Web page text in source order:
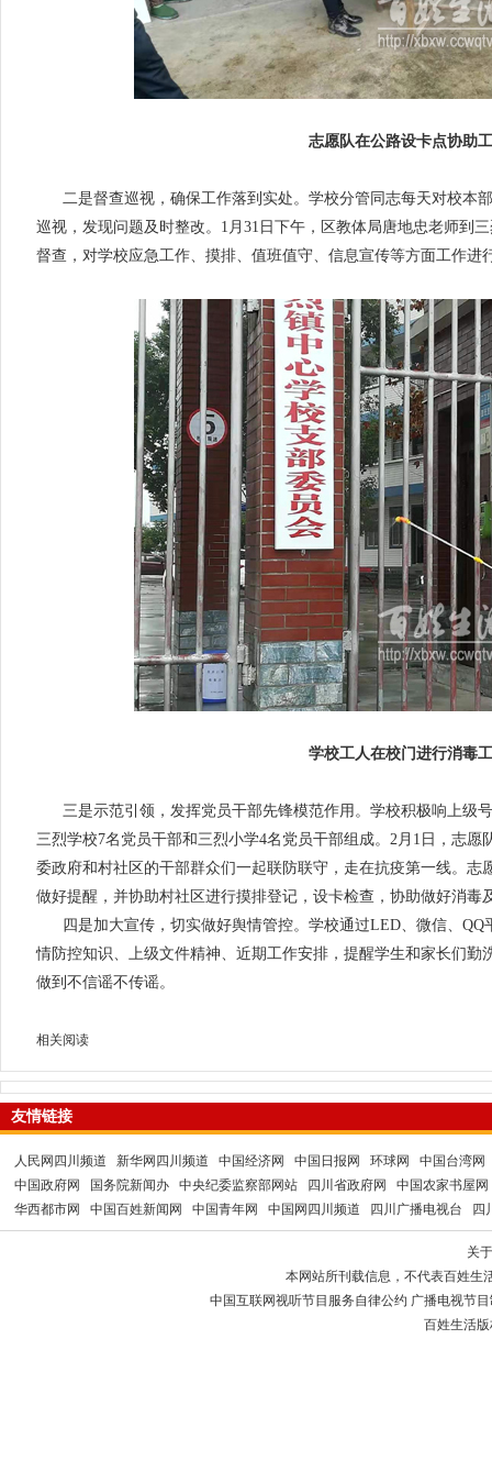
志愿队在公路设卡点协助
二是督查巡视，确保工作落到实处。学校分管同志每天对校本
巡视，发现问题及时整改。1月31日下午，区教体局唐地忠老师到
督查，对学校应急工作、摸排、值班值守、信息宣传等方面工作进
学校工人在校门进行消毒
三是示范引领，发挥党员干部先锋模范作用。学校积极响上级
三烈学校7名党员干部和三烈小学4名党员干部组成。2月1日，志
委政府和村社区的干部群众们一起联防联守，走在抗疫第一线。志
做好提醒，并协助村社区进行摸排登记，设卡检查，协助做好消毒
四是加大宣传，切实做好舆情管控。学校通过LED、微信、
情防控知识、上级文件精神、近期工作安排，提醒学生和家长们勤
做到不信谣不传谣。
相关阅读
友情链接
人民网四川频道 新华网四川频道 中国经济网 中国日报网 环球网
中国台湾网
中国政府网
国务院新闻办 中央纪委监察部网站 四川省政府网
中国农家书屋网
华西都市网
中国百姓新闻网 中国青年网 中国网四川频道 四川广播电视台 四
关
本网站所刊载信息，不代表百姓生
中国互联网视听节目服务自律公约 广播电视节
百姓生活